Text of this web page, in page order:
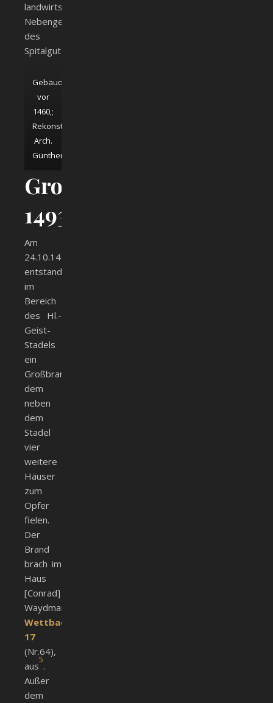
landwirtschaftliche
Nebengebäude
des
Spitalguts.
Gebäudesituation
vor
1460,;
Rekonstruktion
Arch.
Günther
Großbrand
1493
Am
24.10.1493
entstand
im
Bereich
des Hl.-
Geist-
Stadels
ein
Großbrand,
dem
neben
dem
Stadel
vier
weitere
Häuser
zum
Opfer
fielen.
Der
Brand
brach im
Haus
[Conrad]
Waydman,
Wettbach
17
(Nr.64),
aus
5
.
Außer
dem